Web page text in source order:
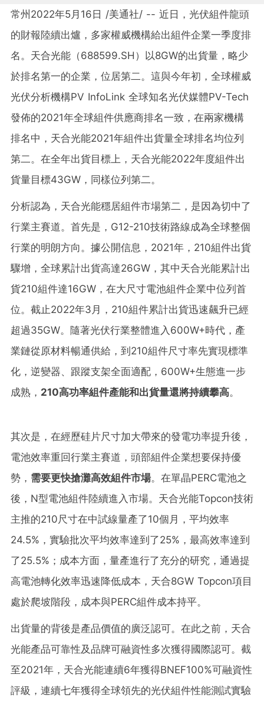
常州2022年5月16日 /美通社/ -- 近日，光伏組件龍頭
的財報陸續出爐，多家權威機構給出組件企業一季度排
名。天合光能（688599.SH）以8GW的出貨量，略少
於排名第一的企業，位居第二。這與今年初，全球權威
光伏分析機構PV InfoLink 全球知名光伏媒體PV-Tech
發佈的2021年全球組件供應商排名一致，在兩家機構
排名中，天合光能2021年組件出貨量全球排名均位列
第二。在全年出貨目標上，天合光能2022年度組件出
貨量目標43GW，同樣位列第二。
分析認為，天合光能穩居組件市場第二，是因為切中了
行業主賽道。首先是，G12-210技術路線成為全球整個
行業的明朗方向。據公開信息，2021年，210組件出貨
驟增，全球累計出貨高達26GW，其中天合光能累計出
貨210組件達16GW，在大尺寸電池組件企業中位列首
位。截止2022年3月，210組件累計出貨迅速飆升已經
超過35GW。隨著光伏行業整體進入600W+時代，產
業鏈從原材料暢通供給，到210組件尺寸率先實現標準
化，逆變器、跟蹤支架全面適配，600W+生態進一步
成熟， 210高功率組件產能和出貨量還將持續攀高。
其次是，在經歷硅片尺寸加大帶來的發電功率提升後，
電池效率重回行業主賽道，頭部組件企業想要保持優
勢， 需要更快搶灘高效組件市場。在單晶PERC電池之
後，N型電池組件陸續進入市場。天合光能Topcon技術
主推的210尺寸在中試線量產了10個月，平均效率
24.5%，實驗批次平均效率達到了25%，最高效率達到
了25.5%；成本方面，量產進行了充分的研究，通過提
高電池轉化效率迅速降低成本，天合8GW Topcon項目
處於爬坡階段，成本與PERC組件成本持平。
出貨量的背後是產品價值的廣泛認可。在此之前，天合
光能產品可靠性及品牌可融資性多次獲得國際認可。截
至2021年，天合光能連續6年獲得BNEF100%可融資性
評級，連續七年獲得全球領先的光伏組件性能測試實驗